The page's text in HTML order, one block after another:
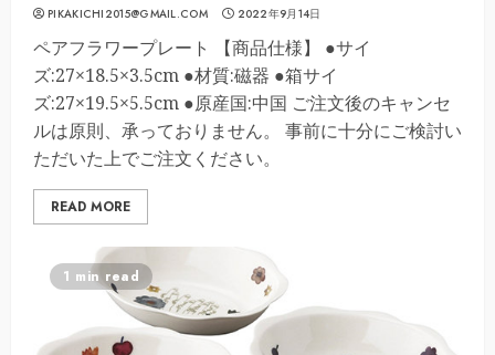
PIKAKICHI2015@GMAIL.COM 2022年9月14日
ペアフラワープレート 【商品仕様】 ●サイ
ズ:27×18.5×3.5cm ●材質:磁器 ●箱サイ
ズ:27×19.5×5.5cm ●原産国:中国 ご注文後のキャンセ
ルは原則、承っておりません。 事前に十分にご検討い
ただいた上でご注文ください。
READ MORE
1 min read